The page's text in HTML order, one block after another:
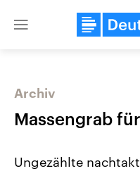
Close
Archiv
Massengrab
Ungezählte